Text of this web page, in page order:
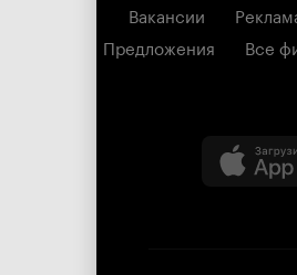
Вакансии
Предложения
Все